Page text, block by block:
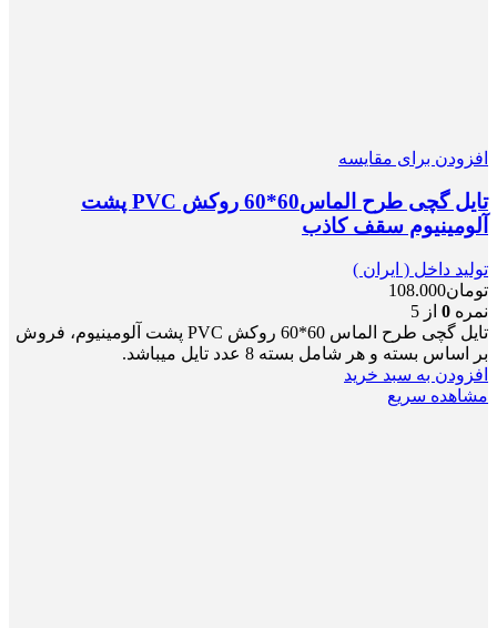
افزودن برای مقایسه
تایل گچی طرح الماس60*60 روکش PVC پشت
آلومینیوم سقف کاذب
تولید داخل ( ایران )
تومان108.000
نمره 0 از 5
تایل گچی طرح الماس 60*60 روکش PVC پشت آلومینیوم، فروش
بر اساس بسته و هر شامل بسته 8 عدد تایل میباشد.
افزودن به سبد خرید
مشاهده سریع